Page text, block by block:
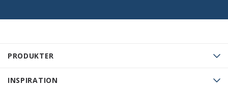
PRODUKTER
INSPIRATION